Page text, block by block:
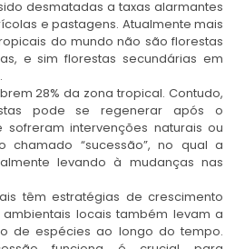
desmatadas a taxas alarmantes
e pastagens. Atualmente mais
do mundo não são florestas
e sim florestas secundárias em
28% da zona tropical. Contudo,
pode se regenerar após o
intervenções naturais ou
chamado “sucessão”, no qual a
levando à mudanças nas
têm estratégias de crescimento
locais também levam a
de espécies ao longo do tempo.